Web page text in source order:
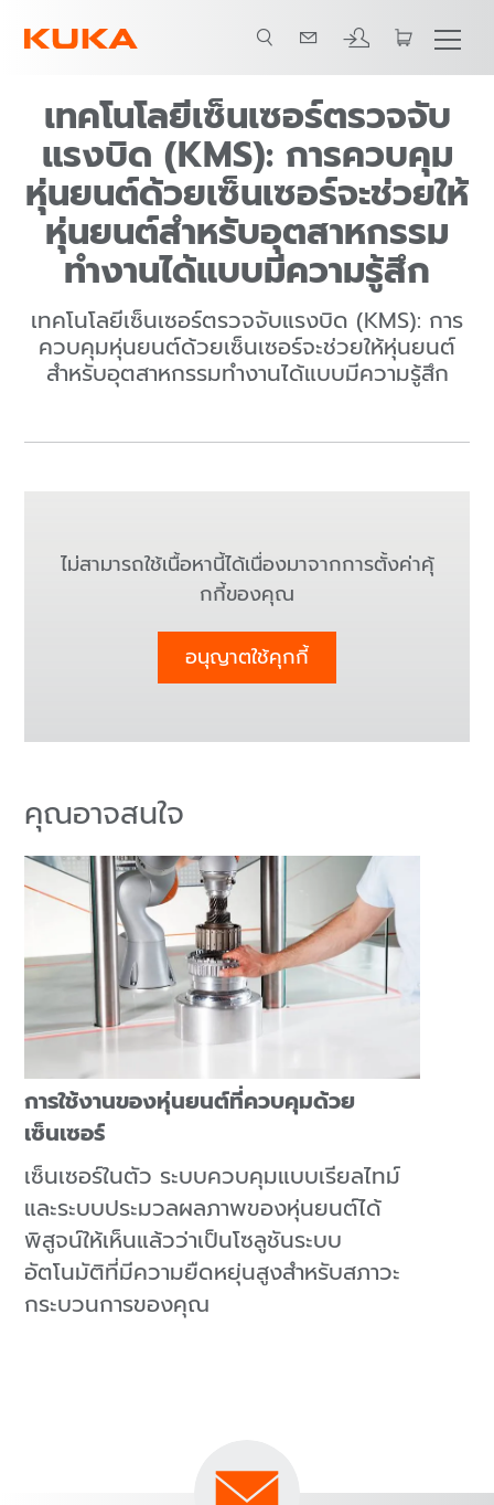
เทคโนโลยีเซ็นเซอร์ตรวจจับแรงบิด
เทคโนโลยีเซ็นเซอร์ตรวจจับ
แรงบิด (KMS): การควบคุม
หุ่นยนต์ด้วยเซ็นเซอร์จะช่วยให้
หุ่นยนต์สำหรับอุตสาหกรรม
ทำงานได้แบบมีความรู้สึก
เทคโนโลยีเซ็นเซอร์ตรวจจับแรงบิด (KMS): การ
ควบคุมหุ่นยนต์ด้วยเซ็นเซอร์จะช่วยให้หุ่นยนต์
สำหรับอุตสาหกรรมทำงานได้แบบมีความรู้สึก
ไม่สามารถใช้เนื้อหานี้ได้เนื่องมาจากการตั้งค่าคุ้
กกี้ของคุณ
อนุญาตใช้คุกกี้
คุณอาจสนใจ
การใช้งานของหุ่นยนต์ที่ควบคุมด้วย
เซ็นเซอร์
เซ็นเซอร์ในตัว ระบบควบคุมแบบเรียลไทม์
และระบบประมวลผลภาพของหุ่นยนต์ได้
พิสูจน์ให้เห็นแล้วว่าเป็นโซลูชันระบบ
อัตโนมัติที่มีความยืดหยุ่นสูงสำหรับสภาวะ
กระบวนการของคุณ